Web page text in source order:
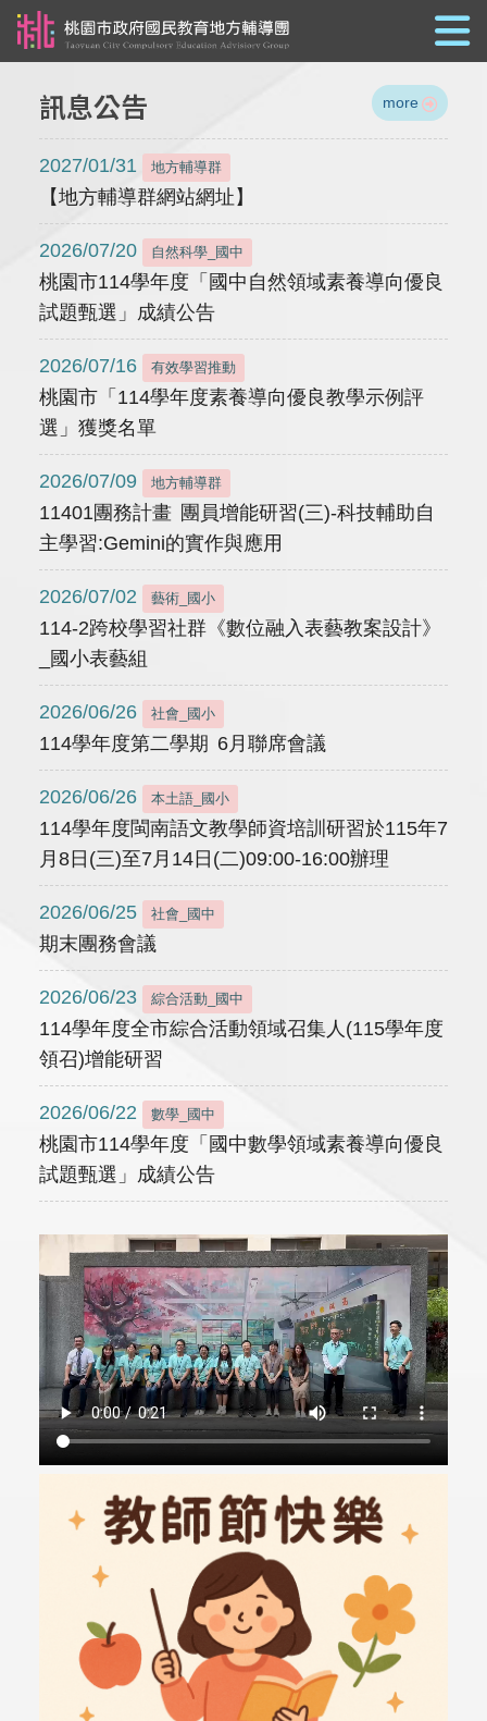
訊息公告 more
2027/01/31 地方輔導群
【地方輔導群網站網址】
2026/07/20 自然科學_國中
桃園市114學年度「國中自然領域素養導向優良
試題甄選」成績公告
2026/07/16 有效學習推動
桃園市「114學年度素養導向優良教學示例評
選」獲獎名單
2026/07/09 地方輔導群
11401團務計畫 團員增能研習(三)-科技輔助自
主學習:Gemini的實作與應用
2026/07/02 藝術_國小
114-2跨校學習社群《數位融入表藝教案設計》
_國小表藝組
2026/06/26 社會_國小
114學年度第二學期 6月聯席會議
2026/06/26 本土語_國小
114學年度閩南語文教學師資培訓研習於115年7
月8日(三)至7月14日(二)09:00-16:00辦理
2026/06/25 社會_國中
期末團務會議
2026/06/23 綜合活動_國中
114學年度全市綜合活動領域召集人(115學年度
領召)增能研習
2026/06/22 數學_國中
桃園市114學年度「國中數學領域素養導向優良
試題甄選」成績公告